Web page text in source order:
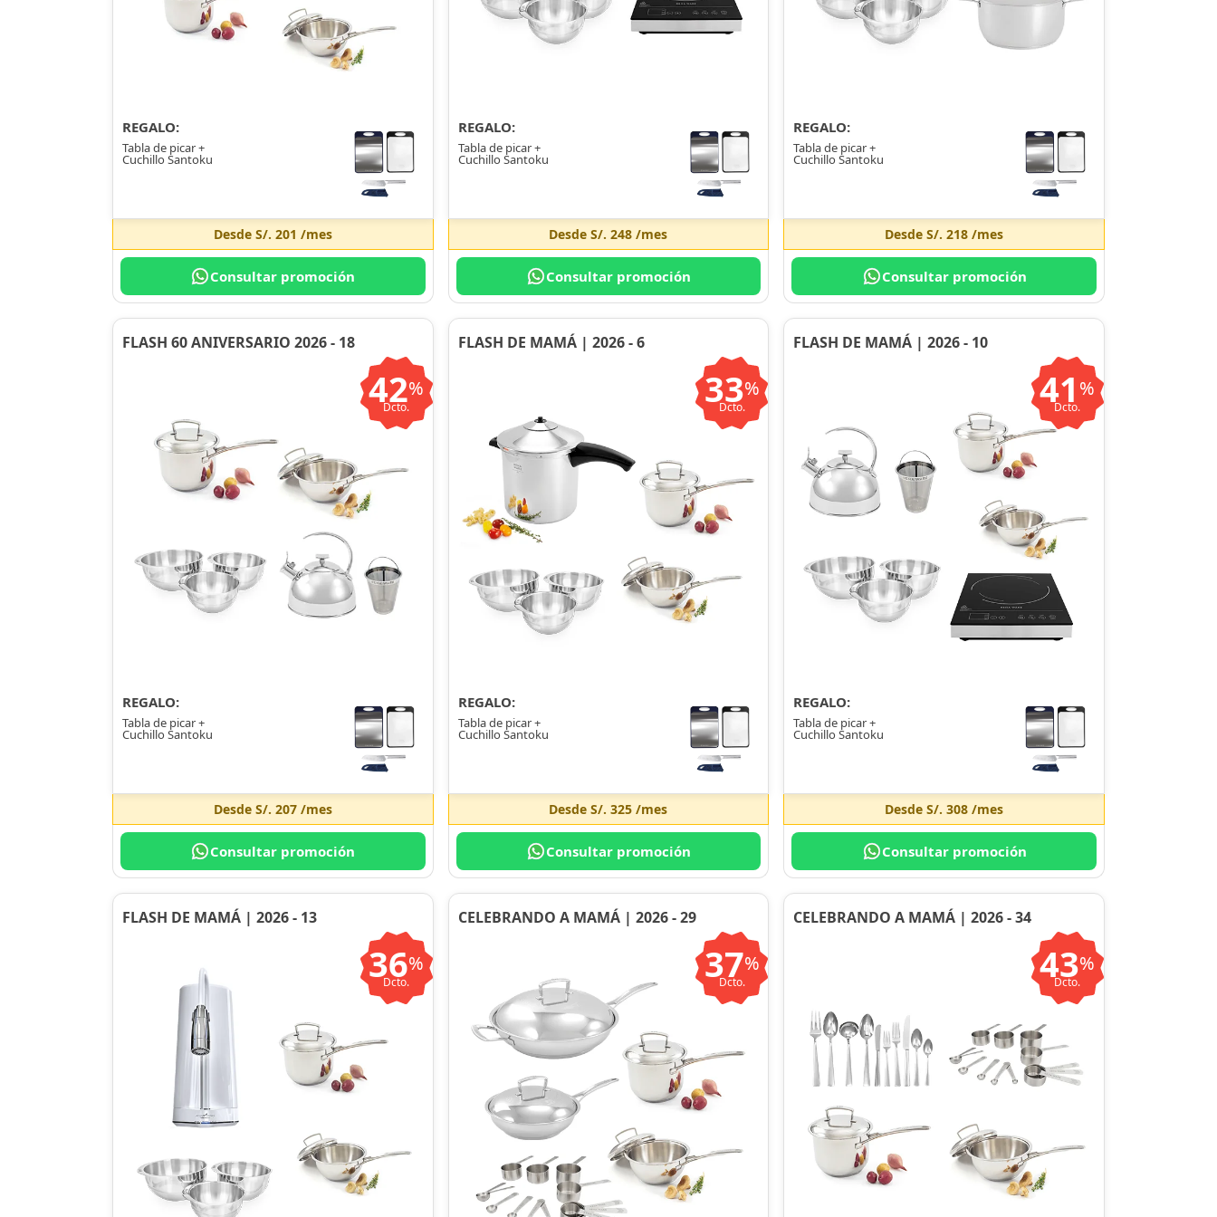
REGALO:
Tabla de picar +
Cuchillo Santoku
Desde S/. 201 /mes
Consultar promoción
REGALO:
Tabla de picar +
Cuchillo Santoku
DesdeS/. 248 /mes
Consultar promoción
REGALO:
Tabla de picar +
Cuchillo Santoku
DesdeS/. 218 /mes
Consultar promoción
FLASH 60 ANIVERSARIO 2026 - 18
42%
Dcto.
REGALO:
Tabla de picar +
Cuchillo Santoku
Desde S/. 207/mes
Consultar promoción
FLASH DE MAMÁ | 2026 - 6
33%
Dcto.
REGALO:
Tabla de picar +
Cuchillo Santoku
DesdeS/. 325 /mes
Consultar promoción
FLASH DE MAMÁ | 2026 - 10
41 %
Dcto.
REGALO:
Tabla de picar +
Cuchillo Santoku
DesdeS/. 308 /mes
Consultar promoción
FLASH DE MAMÁ | 2026 - 13
36%
Dcto.
CELEBRANDO A MAMÁ | 2026 - 29
37%
Dcto.
CELEBRANDO A MAMÁ | 2026 - 34
43%
Dcto.